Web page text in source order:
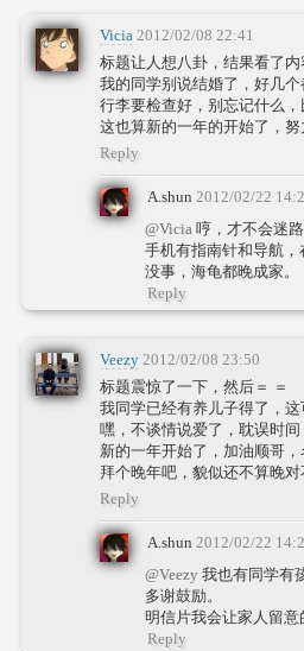
Vicia 2012/02/08 22:41
标题让人想八卦，结果看了内
我的同学别说结婚了，好几
行李要检查好，别忘记什么，
这也算新的一年的开始了，努
Reply
A.shun 2012/02/22
@Vicia 哼，才不会迷
手机有指南针和导航，
没事，海龟都晚成家。
Reply
Veezy 2012/02/08 23:50
标题震惊了一下，然后＝ ＝
我同学已经有养儿子得了，
嘿，不谈情说爱了，耽误时
新的一年开始了，加油顺哥
拜个晚年吧，貌似还不算晚对
Reply
A.shun 2012/02/22
@Veezy 我也有同学有
多谢鼓励。
明信片我会让家人留意
Reply